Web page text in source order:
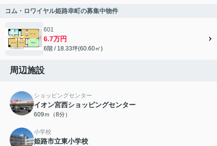
コム・ロワイヤル姫路幸町の募集中物件
601
6.7万円
6階 / 18.33坪(60.60㎡)
周辺施設
ショッピングセンター
イオン宮西ショッピングセンター
609ｍ（8分）
小学校
姫路市立東小学校